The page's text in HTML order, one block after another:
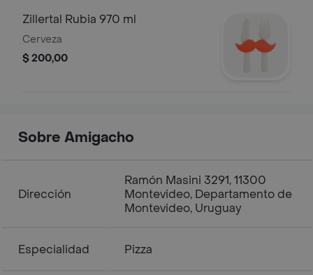
Zillertal Rubia 970 ml
Cerveza
$ 200,00
Sobre Amigacho
Dirección
Ramón Masini 3291, 11300
Montevideo, Departamento de
Montevideo, Uruguay
Especialidad Pizza